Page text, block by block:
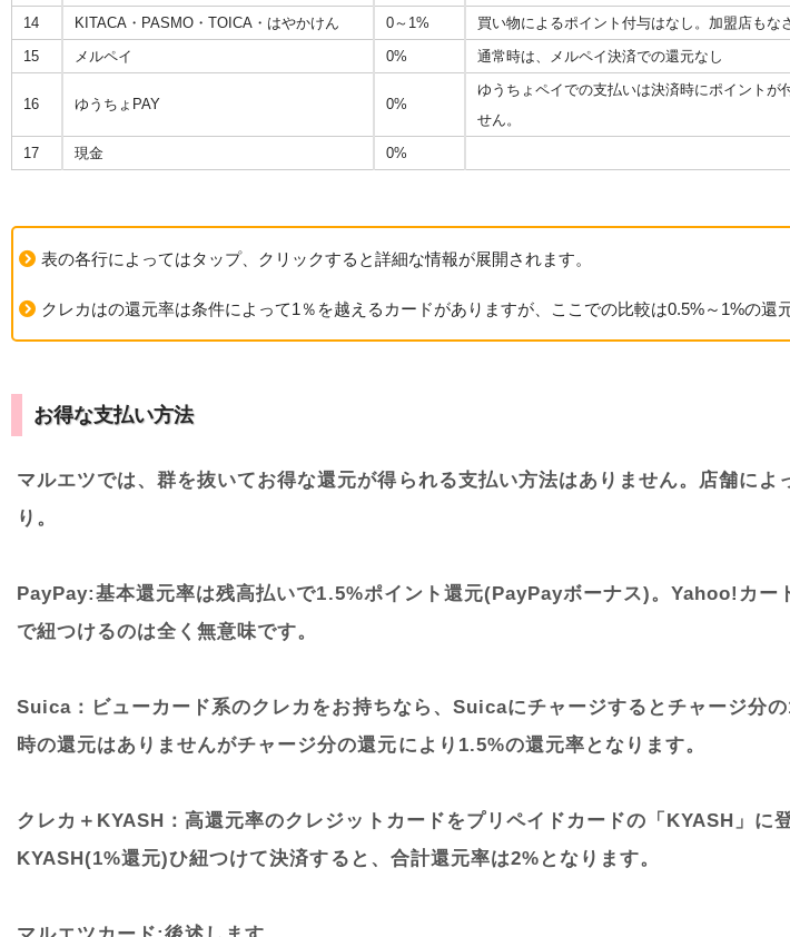
14
KITACA・PASMO・TOICA・はやかけん 0～1%
買い物によるポイント付与はなし。加盟店もな
15
メルペイ 0% 通常時は、メルペイ決済での還元なし
16 ゆうちょPAY 0%
ゆうちょペイでの支払いは決済時にポイントが
せん。
17
現金 0%
表の各行によってはタップ、クリックすると詳細な情報が展開されます。
クレカはの還元率は条件によって1％を越えるカードがありますが、ここでの比較は0.5%～1%の還
お得な支払い方法
マルエツでは、群を抜いてお得な還元が得られる支払い方法はありません。店舗に
り。
PayPay:基本還元率は残高払いで1.5%ポイント還元(PayPayボーナス)。Yahoo!カ
で紐つけるのは全く無意味です。
Suica：ビューカード系のクレカをお持ちなら、Suicaにチャージするとチャージ分
時の還元はありませんがチャージ分の還元により1.5%の還元率となります。
クレカ＋KYASH：高還元率のクレジットカードをプリペイドカードの「KYASH」
KYASH(1%還元)ひ紐つけて決済すると、合計還元率は2%となります。